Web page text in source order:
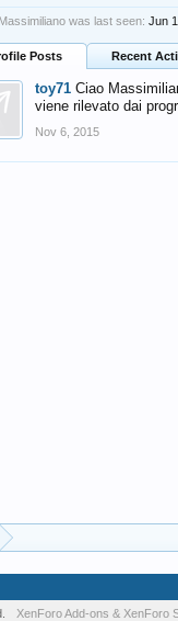
was last seen: Jun
Posts Recent
toy71 Ciao
viene rilevato dai
Nov 6, 2015
XenForo Add-ons & XenForo